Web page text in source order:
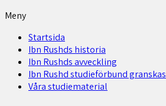
Meny
Startsida
Ibn Rushds historia
Ibn Rushds avveckling
Ibn Rushd studieförbund granskas​
Våra studiematerial